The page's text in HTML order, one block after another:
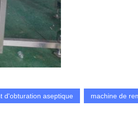
d'obturation aseptique machine de